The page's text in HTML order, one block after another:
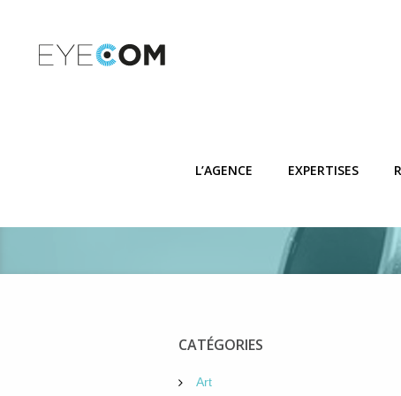
L’AGENCE EXPERTISES
ART' Night
CATÉGORIES
Art